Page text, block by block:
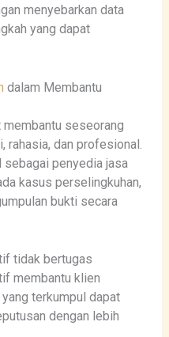
menyebarkan data
yang dapat
dalam Membantu
seseorang
rahasia, dan profesional.
penyedia jasa
kasus perselingkuhan,
bukti secara
tidak bertugas
membantu klien
terkumpul dapat
dengan lebih